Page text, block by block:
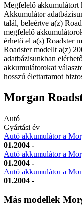
Megfelelő akkumulátort
Akkumulátor
talál, beleértve a(z)
megfelelő
érhető el a(z) Roadster
Roadster modellt a(z)
adatbázisunkban
akkumulátorokat
hosszú élettartamot
Morgan
Autó
Gyártási év
Autó akkumulátor a
01.2004 -
Autó akkumulátor a
01.2004 -
Autó akkumulátor a
01.2004 -
Más modellek